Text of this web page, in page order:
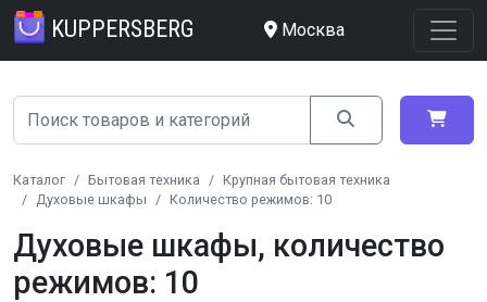
KUPPERSBERG Москва
Каталог Бытовая техника
Крупная бытовая техника
Духовые шкафы
Количество режимов: 10
Духовые шкафы, количество
режимов: 10